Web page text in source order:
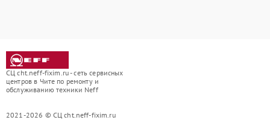
СЦ cht.neff-fixim.ru - сеть сервисных
центров в Чите по ремонту и
обслуживанию техники Neff
2021-2026 © СЦ cht.neff-fixim.ru